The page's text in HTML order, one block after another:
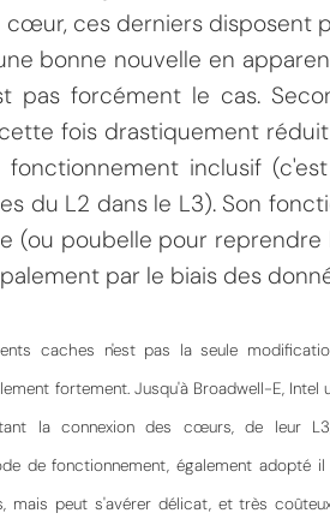
ces derniers disposent
bonne nouvelle en
pas forcément le cas.
fois drastiquement
inclusif
du L2 dans le L3). Son
(ou poubelle pour
par le biais des
caches n'est pas la seule
fortement. Jusqu'à Broadwell-E, Intel
la connexion des cœurs, de leur
de fonctionnement, également adopté
mais peut s'avérer délicat, et très